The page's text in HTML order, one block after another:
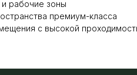
и рабочие зоны
премиум-класса
с высокой